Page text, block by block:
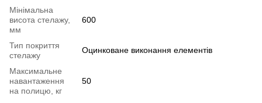
Мінімальна
висота стелажу,
мм
600
Тип покриття
стелажу
Оцинковане виконання елементів
Максимальне
навантаження
на полицю, кг
50